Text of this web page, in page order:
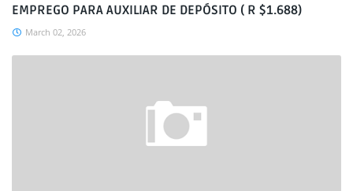
EMPREGO PARA AUXILIAR DE DEPÓSITO ( R $1.688)
March 02, 2026